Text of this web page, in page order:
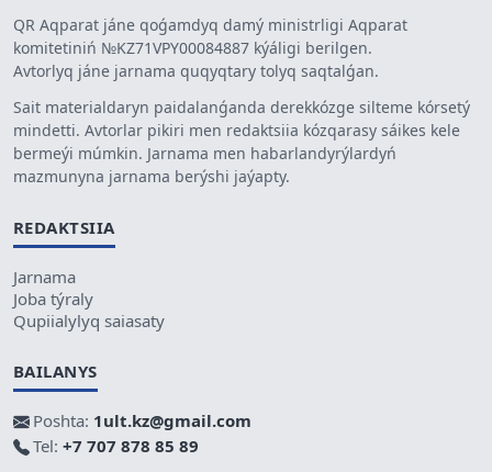
QR Aqparat jáne qoǵamdyq damý ministrligi Aqparat
komitetiniń №KZ71VPY00084887 kýáligi berilgen.
Avtorlyq jáne jarnama quqyqtary tolyq saqtalǵan.
Sait materialdaryn paidalanǵanda derekkózge silteme kórsetý
mindetti. Avtorlar pikiri men redaktsiia kózqarasy sáikes kele
bermeýi múmkin. Jarnama men habarlandyrýlardyń
mazmunyna jarnama berýshi jaýapty.
REDAKTSIIA
Jarnama
Joba týraly
Qupiialylyq saiasaty
BAILANYS
Poshta: 1ult.kz@gmail.com
Tel: +7 707 878 85 89